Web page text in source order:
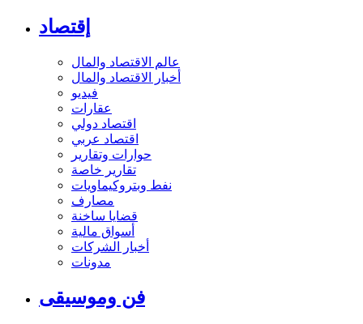
إقتصاد
عالم الاقتصاد والمال
أخبار الاقتصاد والمال
فيديو
عقارات
اقتصاد دولي
اقتصاد عربي
حوارات وتقارير
تقارير خاصة
نفط وبتروكيماويات
مصارف
قضايا ساخنة
أسواق مالية
أخبار الشركات
مدونات
فن وموسيقى